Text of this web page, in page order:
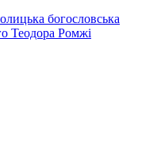
богословська
Теодора Ромжі